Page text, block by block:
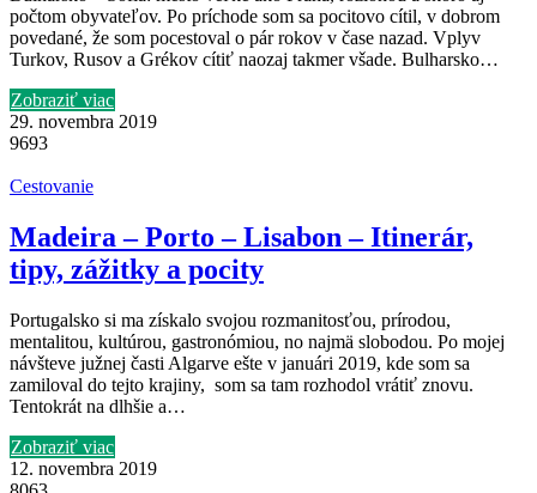
počtom obyvateľov. Po príchode som sa pocitovo cítil, v dobrom
povedané, že som pocestoval o pár rokov v čase nazad. Vplyv
Turkov, Rusov a Grékov cítiť naozaj takmer všade. Bulharsko…
Zobraziť viac
29. novembra 2019
9693
Cestovanie
Madeira – Porto – Lisabon – Itinerár,
tipy, zážitky a pocity
Portugalsko si ma získalo svojou rozmanitosťou, prírodou,
mentalitou, kultúrou, gastronómiou, no najmä slobodou. Po mojej
návšteve južnej časti Algarve ešte v januári 2019, kde som sa
zamiloval do tejto krajiny, som sa tam rozhodol vrátiť znovu.
Tentokrát na dlhšie a…
Zobraziť viac
12. novembra 2019